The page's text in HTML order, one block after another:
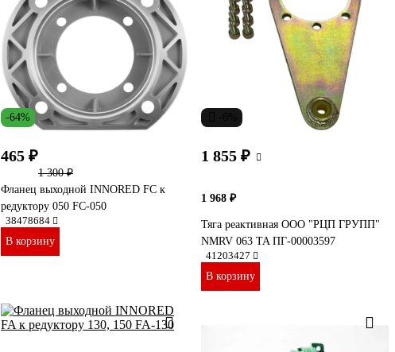
-64%
465 ₽
1 300 ₽
Фланец выходной INNORED FС к
редуктору 050 FC-050
38478684
В корзину
1 855 ₽
1 968 ₽
Тяга реактивная ООО "РЦП ГРУПП"
NMRV 063 TA ПГ-00003597
41203427
В корзину